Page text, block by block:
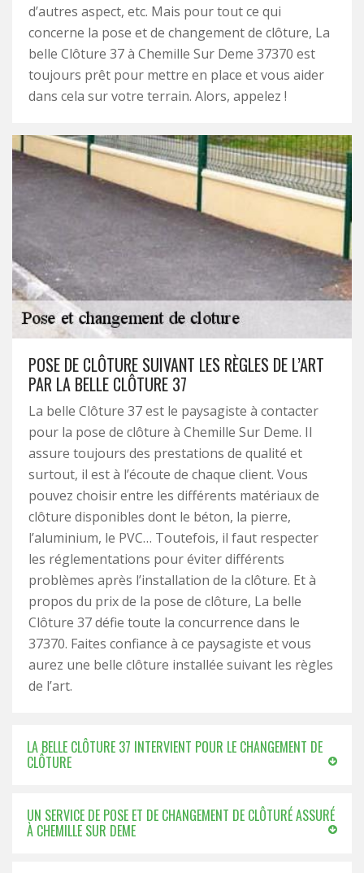
d’autres aspect, etc. Mais pour tout ce qui
concerne la pose et de changement de clôture, La
belle Clôture 37 à Chemille Sur Deme 37370 est
toujours prêt pour mettre en place et vous aider
dans cela sur votre terrain. Alors, appelez !
POSE DE CLÔTURE SUIVANT LES RÈGLES DE L’ART
PAR LA BELLE CLÔTURE 37
La belle Clôture 37 est le paysagiste à contacter
pour la pose de clôture à Chemille Sur Deme. Il
assure toujours des prestations de qualité et
surtout, il est à l’écoute de chaque client. Vous
pouvez choisir entre les différents matériaux de
clôture disponibles dont le béton, la pierre,
l’aluminium, le PVC… Toutefois, il faut respecter
les réglementations pour éviter différents
problèmes après l’installation de la clôture. Et à
propos du prix de la pose de clôture, La belle
Clôture 37 défie toute la concurrence dans le
37370. Faites confiance à ce paysagiste et vous
aurez une belle clôture installée suivant les règles
de l’art.
LA BELLE CLÔTURE 37 INTERVIENT POUR LE CHANGEMENT DE
CLÔTURE
UN SERVICE DE POSE ET DE CHANGEMENT DE CLÔTURÉ ASSURÉ
À CHEMILLE SUR DEME